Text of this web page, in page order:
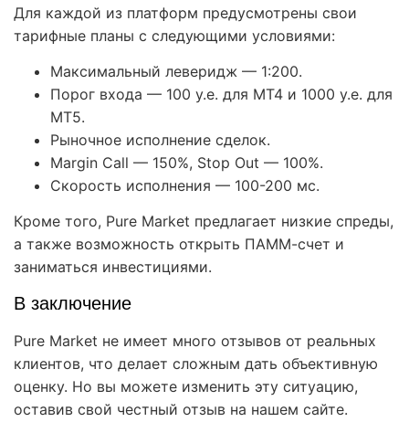
Для каждой из платформ предусмотрены свои
тарифные планы с следующими условиями:
Максимальный леверидж — 1:200.
Порог входа — 100 у.е. для МТ4 и 1000 у.е. для
МТ5.
Рыночное исполнение сделок.
Margin Call — 150%, Stop Out — 100%.
Скорость исполнения — 100-200 мс.
Кроме того, Pure Market предлагает низкие спреды,
а также возможность открыть ПАММ-счет и
заниматься инвестициями.
В заключение
Pure Market не имеет много отзывов от реальных
клиентов, что делает сложным дать объективную
оценку. Но вы можете изменить эту ситуацию,
оставив свой честный отзыв на нашем сайте.